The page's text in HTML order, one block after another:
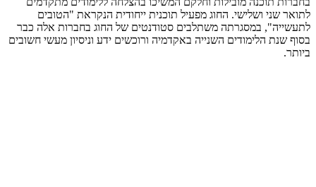
לתואר שני ושלישי. החוג מפעיל תוכנית ייחודית הנקראת "הטובים
לתעשייה", במסגרתה משתלבים סטודנטים של החוג בחברות אלה כבר
בסוף שנת הלימודים השנייה באקדמיה ורוכשים ידע וניסיון מעשי חשובים
ביותר.